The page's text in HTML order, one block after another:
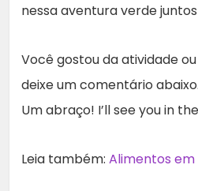
nessa aventura verde
Você gostou da atividade
deixe um comentário abaixo.
Um abraço! I’ll see you in
Leia também: Alimentos